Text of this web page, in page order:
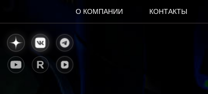
О КОМПАНИИ КОНТАКТЫ